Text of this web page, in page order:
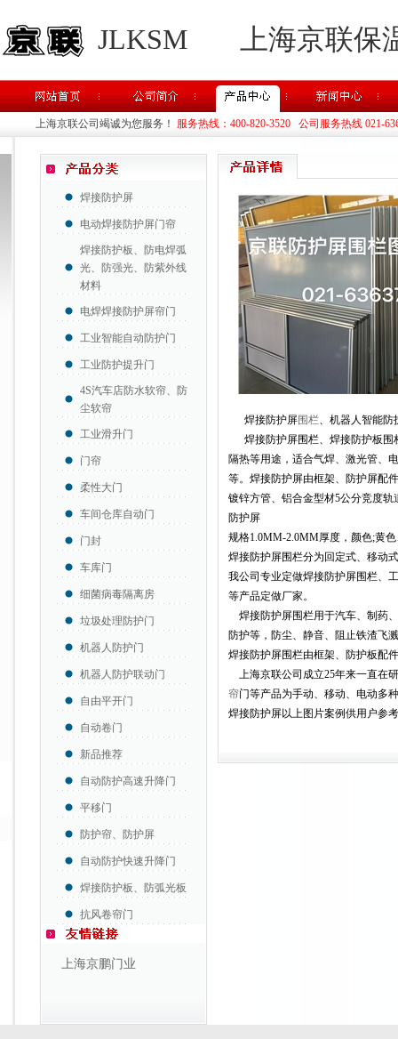
JLKSM 上海京联
上海京联公司竭诚为您服务！ 服务热线：400-820-3520 公司服务热线 021-
焊接防护屏
电动焊接防护屏门帘
焊接防护板、防电焊弧
光、防强光、防紫外线
材料
电焊焊接防护屏帘门
工业智能自动防护门
工业防护提升门
4S汽车店防水软帘、防
尘软帘
工业滑升门
门帘
柔性大门
车间仓库自动门
门封
车库门
细菌病毒隔离房
垃圾处理防护门
机器人防护门
机器人防护联动门
自由平开门
自动卷门
新品推荐
自动防护高速升降门
平移门
防护帘、防护屏
自动防护快速升降门
焊接防护板、防弧光板
抗风卷帘门
上海京鹏门业
焊接防护屏围栏、机器人智能防
焊接防护屏围栏、焊接防护板围
隔热等用途，适合气焊、激光管、
等。焊接防护屏由框架、防护屏配
镀锌方管、铝合金型材5公分竞度轨
防护屏
规格1.0MM-2.0MM厚度，颜色;黄
焊接防护屏围栏分为回定式、移动
我公司专业定做焊接防护屏围栏、
等产品定做厂家。
焊接防护屏围栏用于汽车、制药
防护等，防尘、静音、阻止铁渣飞
焊接防护屏围栏由框架、防护板配
上海京联公司成立25年来一直在
帘门等产品为手动、移动、电动多
焊接防护屏以上图片案例供用户参